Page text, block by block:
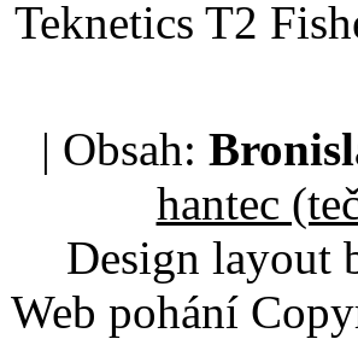
Teknetics T2
| Obsah:
hantec
Design layout
Web pohání